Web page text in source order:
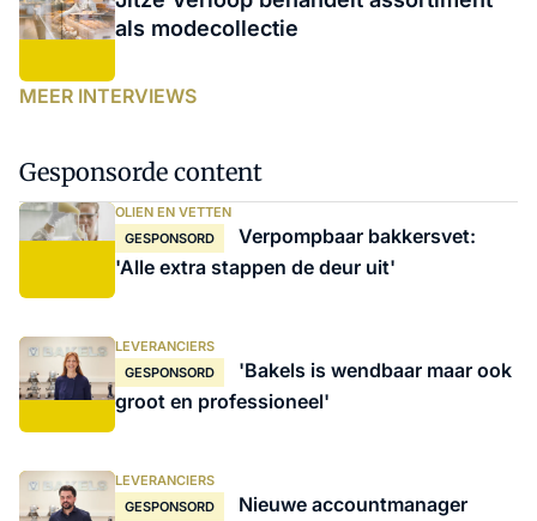
als modecollectie
MEER INTERVIEWS
Gesponsorde content
OLIEN EN VETTEN
GESPONSORD
Verpompbaar bakkersvet:
'Alle extra stappen de deur uit'
LEVERANCIERS
GESPONSORD
'Bakels is wendbaar maar ook
groot en professioneel'
LEVERANCIERS
GESPONSORD
Nieuwe accountmanager